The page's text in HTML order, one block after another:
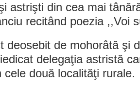
astrişti din cea mai
recitând poezia ,,Voi
deosebit de mohorâtă şi
delegaţia astristă
cele două localităţi rurale.